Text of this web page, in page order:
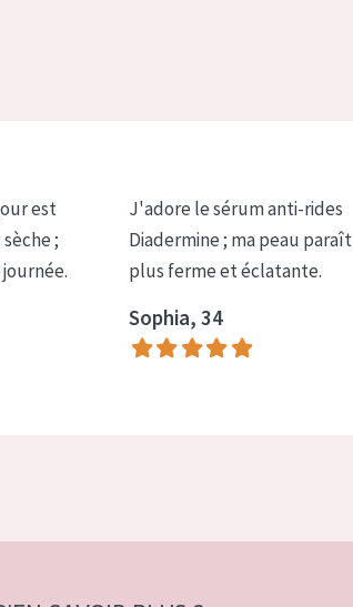
est
;
J'adore le sérum anti-rides
Diadermine ; ma peau paraît
plus ferme et éclatante.
Sophia, 34